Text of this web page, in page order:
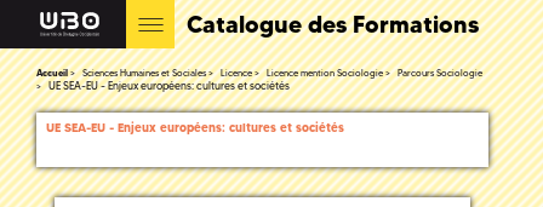
Catalogue des Formations
Accueil Sciences Humaines et Sociales Licence Licence mention Sociologie Parcours Sociologie
UE SEA-EU - Enjeux européens: cultures et sociétés
UE SEA-EU - Enjeux européens: cultures et sociétés